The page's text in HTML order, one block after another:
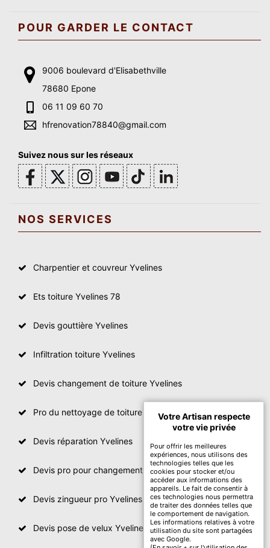
POUR GARDER LE CONTACT
9006 boulevard d'Elisabethville
78680 Epone
06 11 09 60 70
hfrenovation78840@gmail.com
Suivez nous sur les réseaux
NOS SERVICES
Charpentier et couvreur Yvelines
Ets toiture Yvelines 78
Devis gouttière Yvelines
Infiltration toiture Yvelines
Devis changement de toiture Yvelines
Pro du nettoyage de toiture
Devis réparation Yvelines
Devis pro pour changement de toiture Yvelines
Devis zingueur pro Yvelines
Devis pose de velux Yvelines
Votre Artisan respecte
votre vie privée
Pour offrir les meilleures
expériences, nous utilisons des
technologies telles que les
cookies pour stocker et/ou
accéder aux informations des
appareils. Le fait de consentir à
ces technologies nous permettra
de traiter des données telles que
le comportement de navigation.
Les informations relatives à votre
utilisation du site sont partagées
avec Google.